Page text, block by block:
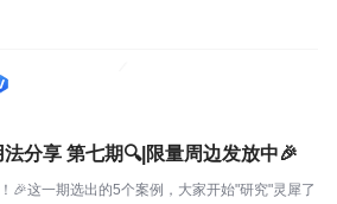
分享 第七期🔍|限量周边发放中🎉
🎉这一期选出的5个案例，大家开始"研究"灵犀了